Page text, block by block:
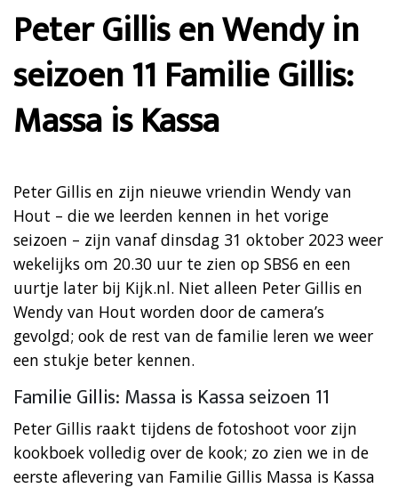
Peter Gillis en Wendy in
seizoen 11 Familie Gillis:
Massa is Kassa
Peter Gillis en zijn nieuwe vriendin Wendy van
Hout – die we leerden kennen in het vorige
seizoen – zijn vanaf dinsdag 31 oktober 2023 weer
wekelijks om 20.30 uur te zien op SBS6 en een
uurtje later bij Kijk.nl. Niet alleen Peter Gillis en
Wendy van Hout worden door de camera’s
gevolgd; ook de rest van de familie leren we weer
een stukje beter kennen.
Familie Gillis: Massa is Kassa seizoen 11
Peter Gillis raakt tijdens de fotoshoot voor zijn
kookboek volledig over de kook; zo zien we in de
eerste aflevering van Familie Gillis Massa is Kassa